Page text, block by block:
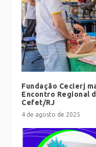
Fundação Cecierj
Encontro Regional
Cefet/RJ
4 de agosto de 2025